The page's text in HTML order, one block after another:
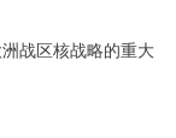
战区核战略的重大